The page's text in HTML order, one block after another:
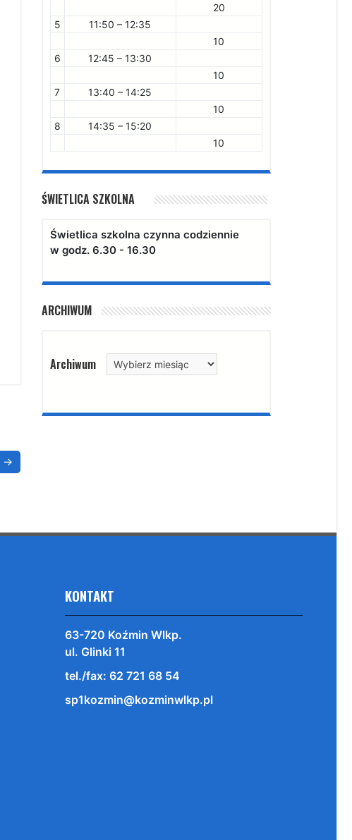
20
5
11:50 – 12:35
10
6
12:45 – 13:30
10
7
13:40 – 14:25
10
8
14:35 – 15:20
10
ŚWIETLICA SZKOLNA
Świetlica szkolna czynna codziennie
w godz. 6.30 - 16.30
ARCHIWUM
Archiwum
KONTAKT
63-720 Koźmin Wlkp.
ul. Glinki 11
tel./fax: 62 721 68 54
sp1kozmin@kozminwlkp.pl